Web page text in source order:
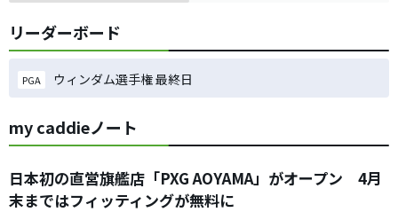
リーダーボード
PGA ウィンダム選手権 最終日
my caddieノート
日本初の直営旗艦店「PXG AOYAMA」がオープン 4月
末まではフィッティングが無料に